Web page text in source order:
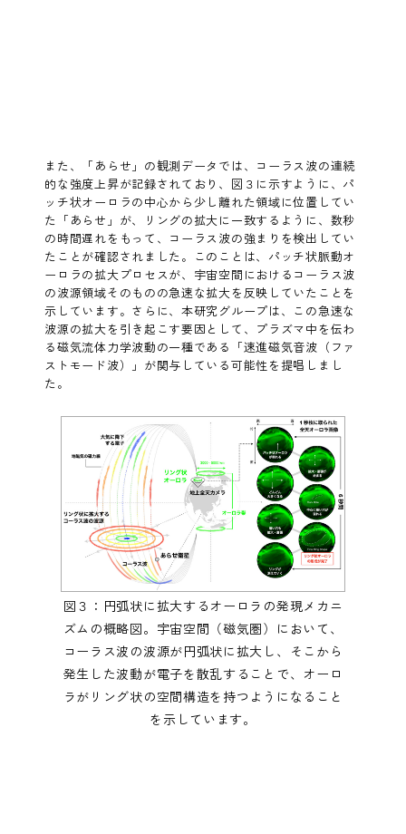
また、「あらせ」の観測データでは、コーラス波の連続
的な強度上昇が記録されており、図３に示すように、パ
ッチ状オーロラの中心から少し離れた領域に位置してい
た「あらせ」が、リングの拡大に一致するように、数秒
の時間遅れをもって、コーラス波の強まりを検出してい
たことが確認されました。このことは、パッチ状脈動オ
ーロラの拡大プロセスが、宇宙空間におけるコーラス波
の波源領域そのものの急速な拡大を反映していたことを
示しています。さらに、本研究グループは、この急速な
波源の拡大を引き起こす要因として、プラズマ中を伝わ
る磁気流体力学波動の一種である「速進磁気音波（ファ
ストモード波）」が関与している可能性を提唱しまし
た。
図３：円弧状に拡大するオーロラの発現メカニ
ズムの概略図。宇宙空間（磁気圏）において、
コーラス波の波源が円弧状に拡大し、そこから
発生した波動が電子を散乱することで、オーロ
ラがリング状の空間構造を持つようになること
を示しています。